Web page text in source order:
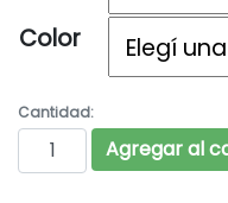
Color
Cantidad:
CIUDADELA Art.
Agregar al